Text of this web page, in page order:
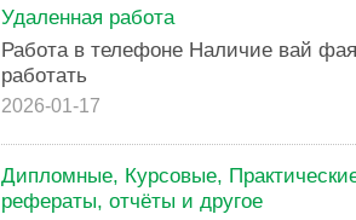
Удаленная работа
Работа в телефоне Наличие вай
работать
2026-01-17
Дипломные, Курсовые,
рефераты, отчёты и другое